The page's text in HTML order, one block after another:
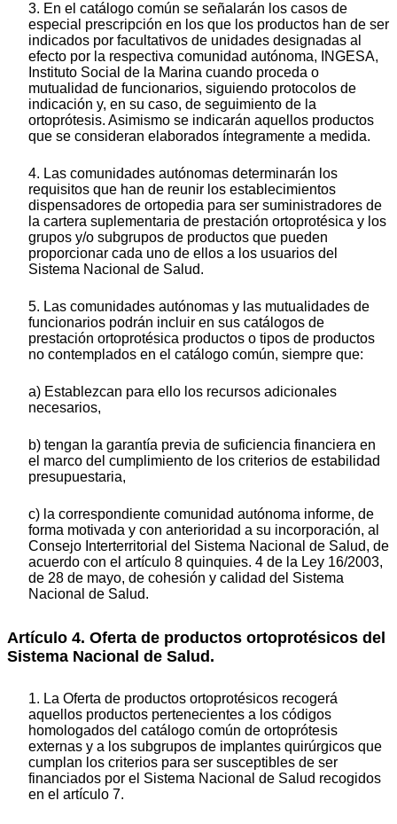
3. En el catálogo común se señalarán los casos de
especial prescripción en los que los productos han de ser
indicados por facultativos de unidades designadas al
efecto por la respectiva comunidad autónoma, INGESA,
Instituto Social de la Marina cuando proceda o
mutualidad de funcionarios, siguiendo protocolos de
indicación y, en su caso, de seguimiento de la
ortoprótesis. Asimismo se indicarán aquellos productos
que se consideran elaborados íntegramente a medida.
4. Las comunidades autónomas determinarán los
requisitos que han de reunir los establecimientos
dispensadores de ortopedia para ser suministradores de
la cartera suplementaria de prestación ortoprotésica y los
grupos y/o subgrupos de productos que pueden
proporcionar cada uno de ellos a los usuarios del
Sistema Nacional de Salud.
5. Las comunidades autónomas y las mutualidades de
funcionarios podrán incluir en sus catálogos de
prestación ortoprotésica productos o tipos de productos
no contemplados en el catálogo común, siempre que:
a) Establezcan para ello los recursos adicionales
necesarios,
b) tengan la garantía previa de suficiencia financiera en
el marco del cumplimiento de los criterios de estabilidad
presupuestaria,
c) la correspondiente comunidad autónoma informe, de
forma motivada y con anterioridad a su incorporación, al
Consejo Interterritorial del Sistema Nacional de Salud, de
acuerdo con el artículo 8 quinquies. 4 de la Ley 16/2003,
de 28 de mayo, de cohesión y calidad del Sistema
Nacional de Salud.
Artículo 4. Oferta de productos ortoprotésicos del
Sistema Nacional de Salud.
1. La Oferta de productos ortoprotésicos recogerá
aquellos productos pertenecientes a los códigos
homologados del catálogo común de ortoprótesis
externas y a los subgrupos de implantes quirúrgicos que
cumplan los criterios para ser susceptibles de ser
financiados por el Sistema Nacional de Salud recogidos
en el artículo 7.